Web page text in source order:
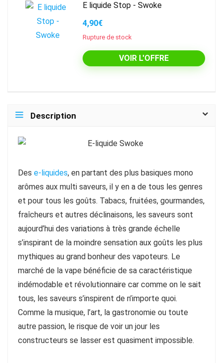
E liquide Stop - Swoke
4,90€
Rupture de stock
VOIR L'OFFRE
Description
Des e-liquides, en partant des plus basiques mono
arômes aux multi saveurs, il y en a de tous les genres
et pour tous les goûts. Tabacs, fruitées, gourmandes,
fraîcheurs et autres déclinaisons, les saveurs sont
aujourd’hui des variations à très grande échelle
s’inspirant de la moindre sensation aux goûts les plus
mythiques au grand bonheur des vapoteurs. Le
marché de la vape bénéficie de sa caractéristique
indémodable et révolutionnaire car comme on le sait
tous, les saveurs s’inspirent de n’importe quoi.
Comme la musique, l’art, la gastronomie ou toute
autre passion, le risque de voir un jour les
constructeurs se lasser est quasiment impossible.